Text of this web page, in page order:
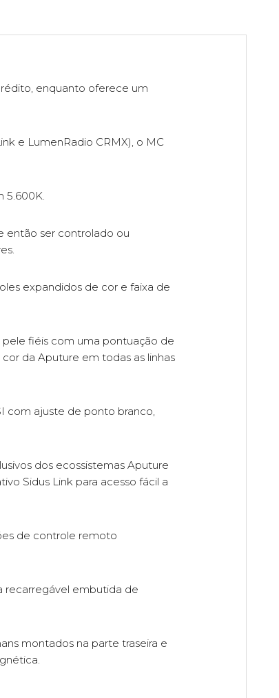
enquanto oferece um
e LumenRadio CRMX), o MC
5.600K.
então ser controlado ou
expandidos de cor e faixa de
fiéis com uma pontuação de
da Aputure em todas as linhas
com ajuste de ponto branco,
dos ecossistemas Aputure
Sidus Link para acesso fácil a
de controle remoto
recarregável embutida de
montados na parte traseira e